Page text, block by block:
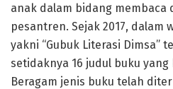
anak dalam bidang membaca
pesantren. Sejak 2017, dalam
yakni “Gubuk Literasi Dimsa”
setidaknya 16 judul buku yang
Beragam jenis buku telah